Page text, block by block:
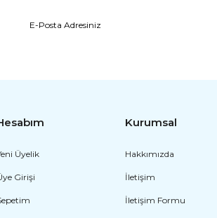
Üyelik
Girişi
Kurumsal
Hakkımızda
İletişim
İletişim Formu